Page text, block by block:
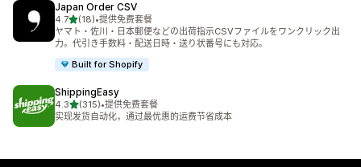
Japan Order CSV
4.7星（满分 5 星）
(18)
总共 18 条评论
•提供免费套餐
ヤマト・佐川・日本郵便などの出荷指示CSVファイルをワンクリック出
力。代引き手数料・配送日時・送り状番号にも対応。
Built for Shopify
ShippingEasy
4.3星（满分 5 星）
(315)
总共 315 条评论
•提供免费套餐
实现发货自动化，通过最优惠的运费节省成本